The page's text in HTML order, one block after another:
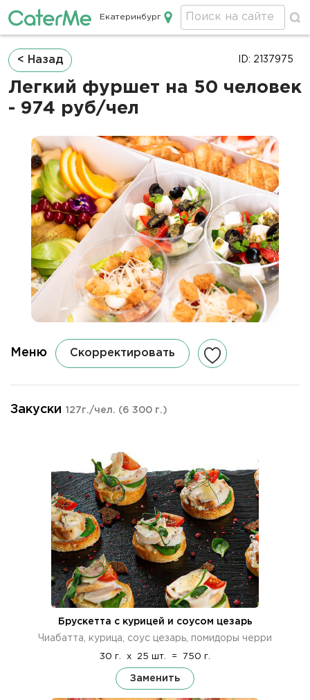
Кейтеринг в Екатеринбурге
Екатеринбург
Строка
навигации
< Назад
Легкий фуршет на 50 человек
- 974 руб/чел
ID: 2137975
Меню Скорректировать
Закуски 127г./чел. (6 300 г.)
Брускетта с курицей и соусом цезарь
Чиабатта, курица, соус цезарь, помидоры черри
30 г. x 25 шт. = 750 г.
Заменить